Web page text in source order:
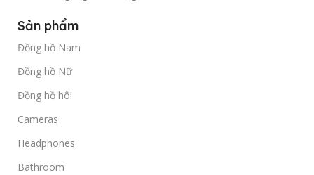
Sản phẩm
Đồng hồ Nam
Đồng hồ Nữ
Đồng hồ hôi
Cameras
Headphones
Bathroom